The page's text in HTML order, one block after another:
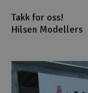
Takk for oss!
Hilsen Modellers